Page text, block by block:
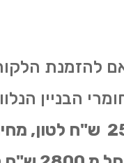
להזמנת
הבניין